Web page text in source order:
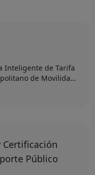
de Movilidad
Público